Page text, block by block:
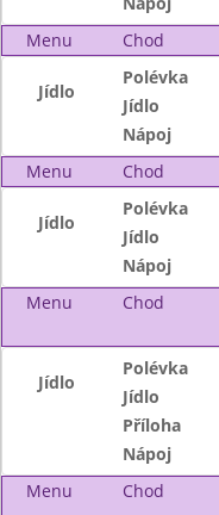
Menu
Chod
Jídlo
Polévka
Jídlo
Nápoj
Menu
Chod
Jídlo
Polévka
Jídlo
Nápoj
Menu
Chod
Jídlo
Polévka
Jídlo
Příloha
Nápoj
Menu
Chod